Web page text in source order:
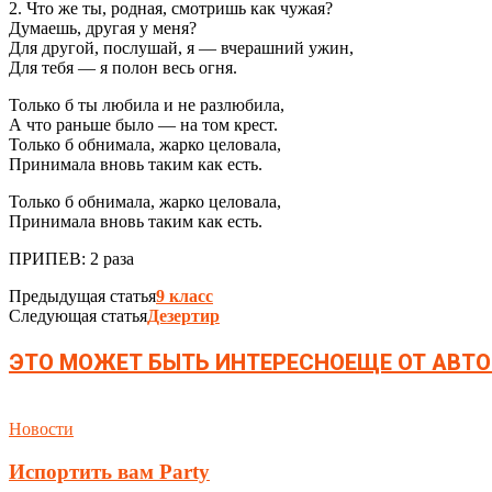
2. Что же ты, родная, смотришь как чужая?
Думаешь, другая у меня?
Для другой, послушай, я — вчерашний ужин,
Для тебя — я полон весь огня.
Только б ты любила и не разлюбила,
А что раньше было — на том крест.
Только б обнимала, жарко целовала,
Принимала вновь таким как есть.
Только б обнимала, жарко целовала,
Принимала вновь таким как есть.
ПРИПЕВ: 2 раза
Предыдущая статья9 класс
Следующая статьяДезертир
ЭТО МОЖЕТ БЫТЬ ИНТЕРЕСНОЕЩЕ ОТ
Новости
Испортить вам Party